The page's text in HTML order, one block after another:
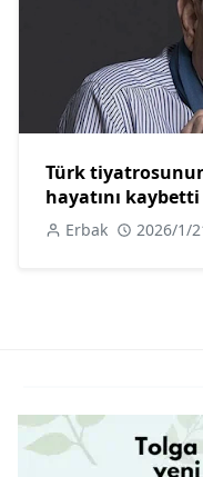
Türk
hayatını kaybetti
Erbak 2026/1/